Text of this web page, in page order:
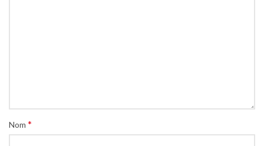
Nom *